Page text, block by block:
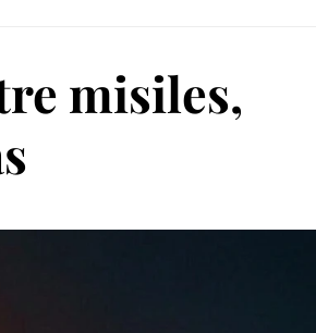
misiles,